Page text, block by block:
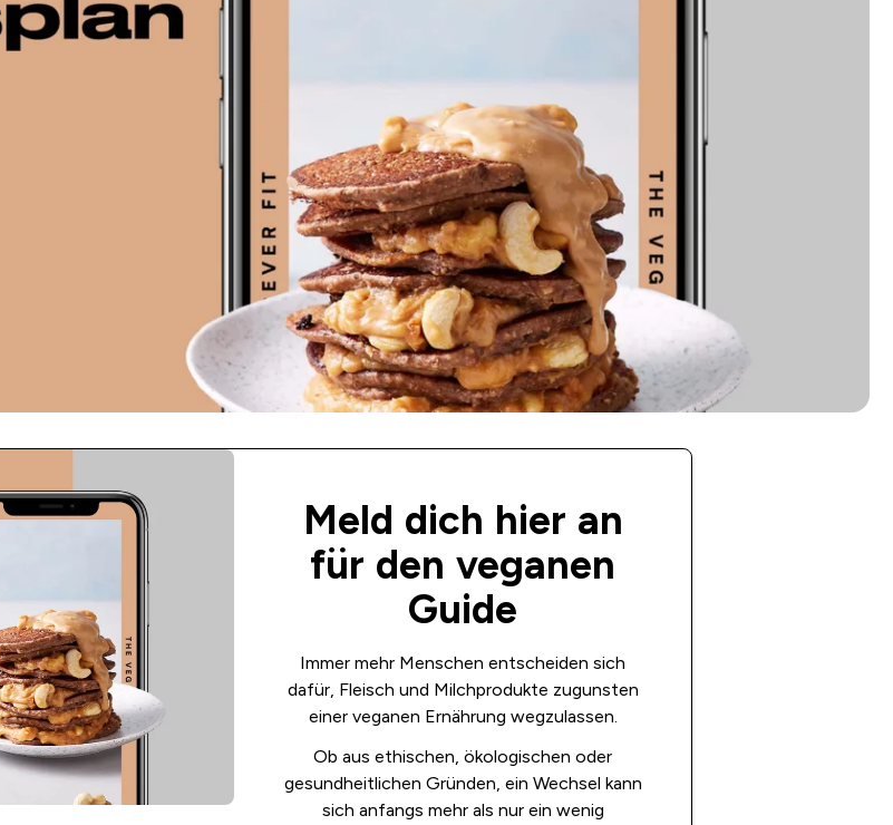
Meld dich hier an
für den veganen
Guide
Immer mehr Menschen entscheiden sich
dafür, Fleisch und Milchprodukte zugunsten
einer veganen Ernährung wegzulassen.
Ob aus ethischen, ökologischen oder
gesundheitlichen Gründen, ein Wechsel kann
sich anfangs mehr als nur ein wenig